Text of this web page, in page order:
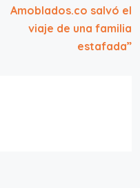
Amoblados.co salvó el
viaje de una familia
estafada”